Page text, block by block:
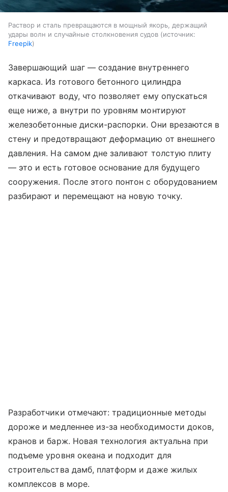
Раствор и сталь превращаются в мощный якорь, держащий
удары волн и случайные столкновения судов
источник:
Freepik
Завершающий шаг — создание внутреннего
каркаса. Из готового бетонного цилиндра
откачивают воду, что позволяет ему опускаться
еще ниже, а внутри по уровням монтируют
железобетонные диски-распорки. Они врезаются в
стену и предотвращают деформацию от внешнего
давления. На самом дне заливают толстую плиту
— это и есть готовое основание для будущего
сооружения. После этого понтон с оборудованием
разбирают и перемещают на новую точку.
Разработчики отмечают: традиционные методы
дороже и медленнее из-за необходимости доков,
кранов и барж. Новая технология актуальна при
подъеме уровня океана и подходит для
строительства дамб, платформ и даже жилых
комплексов в море.